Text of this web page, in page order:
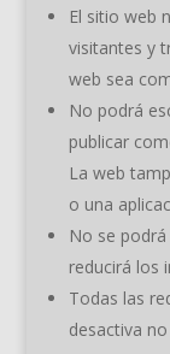
El sitio web
visitantes y
web sea
No podrá
publicar
La web
o una
No se
reducirá los
Todas las
desactiva